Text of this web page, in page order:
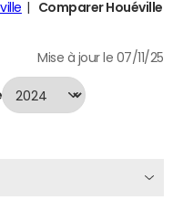
Comparer Houéville
Mise à jour le 07/11/25